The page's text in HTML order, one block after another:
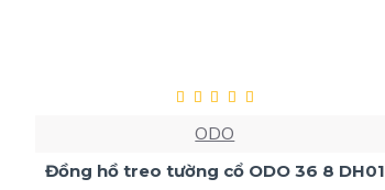
ODO
Đồng hồ treo tường cổ ODO 36 8 DH01